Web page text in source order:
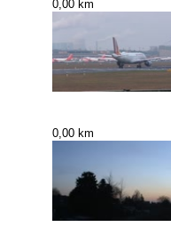
0,00 km
0,00 km